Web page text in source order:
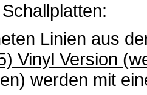
Linien aus
Vinyl Version
werden mit